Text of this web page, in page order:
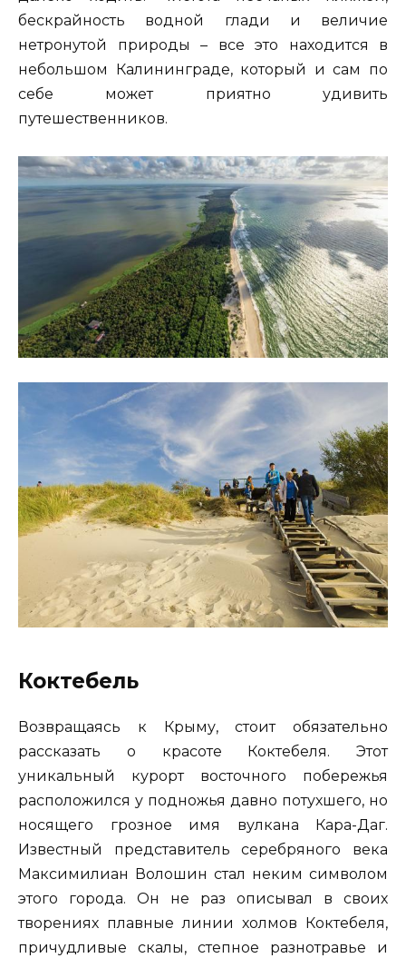
бескрайность водной глади и величие
нетронутой природы – все это находится в
небольшом Калининграде, который и сам по
себе может приятно удивить
путешественников.
Коктебель
Возвращаясь к Крыму, стоит обязательно
рассказать о красоте Коктебеля. Этот
уникальный курорт восточного побережья
расположился у подножья давно потухшего, но
носящего грозное имя вулкана Кара-Даг.
Известный представитель серебряного века
Максимилиан Волошин стал неким символом
этого города. Он не раз описывал в своих
творениях плавные линии холмов Коктебеля,
причудливые скалы, степное разнотравье и